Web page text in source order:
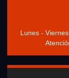
Lunes -